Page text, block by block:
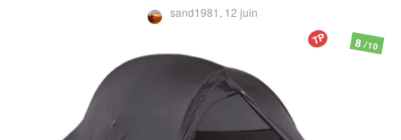
sand1981, 12 juin
8/10
TP